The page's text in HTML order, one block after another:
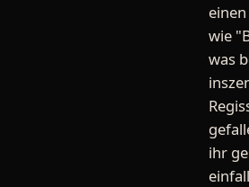
wie
was
ihr